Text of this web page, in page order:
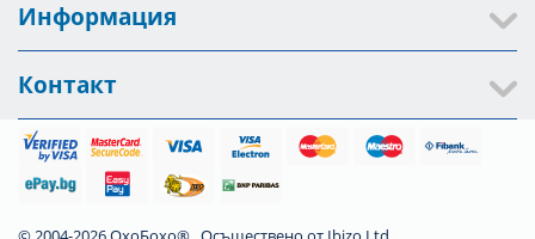
Информация
Контакт